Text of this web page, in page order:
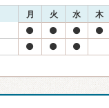
月 火 水 木